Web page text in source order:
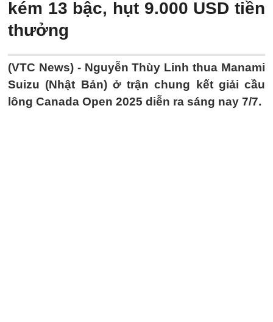
kém 13 bậc, hụt 9.000 USD tiền
thưởng
(VTC News) - Nguyễn Thùy Linh thua Manami
Suizu (Nhật Bản) ở trận chung kết giải cầu
lông Canada Open 2025 diễn ra sáng nay 7/7.